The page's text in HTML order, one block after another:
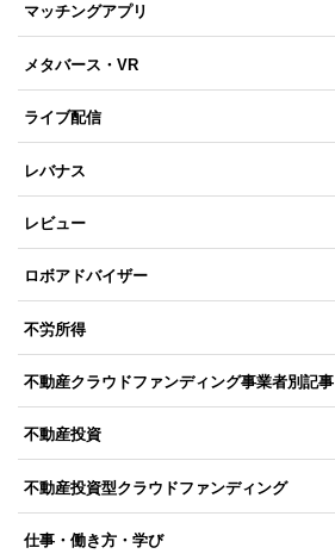
マッチングアプリ
メタバース・VR
ライブ配信
レバナス
レビュー
ロボアドバイザー
不労所得
不動産クラウドファンディング事業者別記事
不動産投資
不動産投資型クラウドファンディング
仕事・働き方・学び